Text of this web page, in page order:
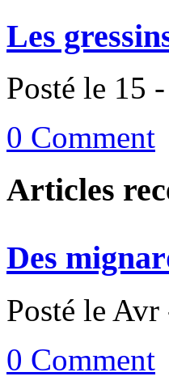
Les
Posté le 15
0 Comment
Articles
Des
Posté le
0 Comment